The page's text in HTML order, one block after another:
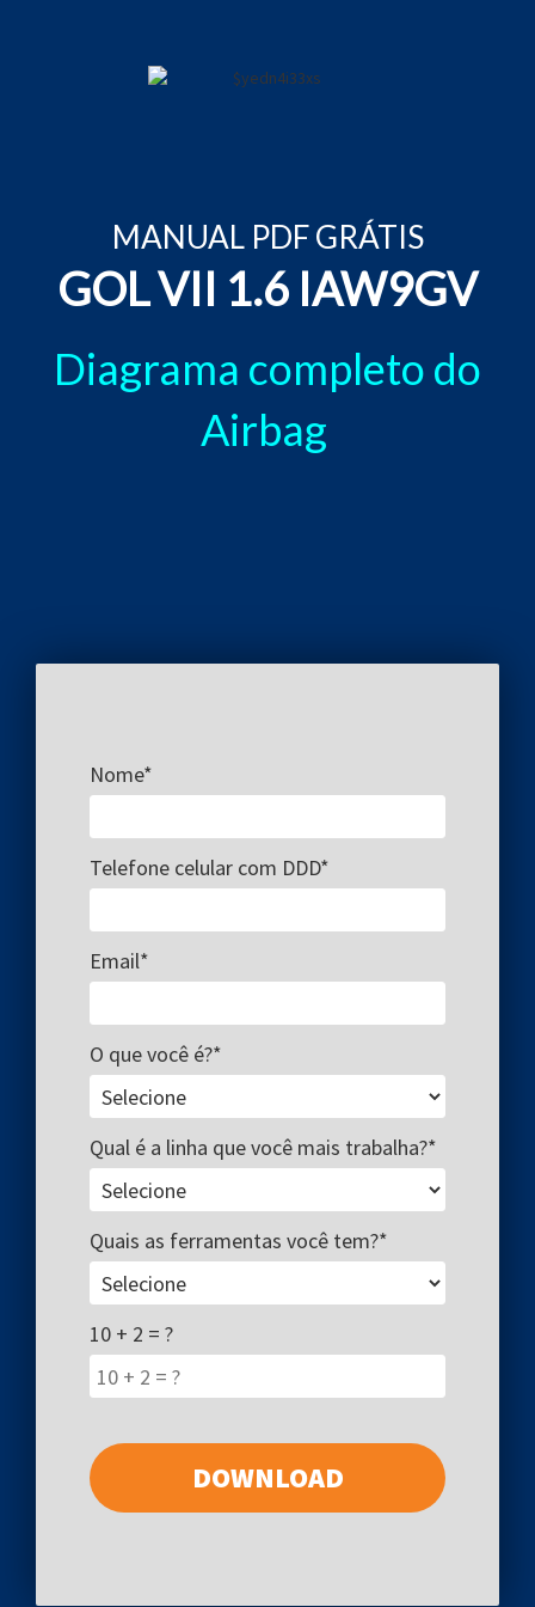
MANUAL PDF GRÁTIS
GOL VII 1.6 IAW9GV
Diagrama completo do
Airbag
Nome*
Telefone celular com DDD*
Email*
O que você é?*
Qual é a linha que você mais trabalha?*
Quais as ferramentas você tem?*
10 + 2 = ?